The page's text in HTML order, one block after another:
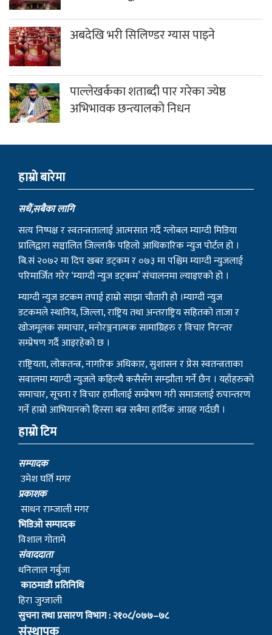
अबदेखि भरी सिलिण्डर ग्यास पाइने
पाल्लेखर्कका शताब्दी पार गरेका ज्येष्ठ
अभिभावक छन्त्यालको निधन
हाम्राे बारेमा
सधैं,सबैका लागि
सत्य निष्पक्ष र स्वतन्त्रतालाई आत्मसात गर्दै ग्लोबल म्याग्दी मिडिया
प्रालिद्वारा सञ्चालित जिल्लाकै पहिलो आधिकारिक न्युज पोर्टल हो ।
बि.सं २०७२ मा दिप खबर डट्कम र ०७३ मा पश्चिम म्याग्दी न्युजलाई
परिमार्जित गरेर ‘म्याग्दी न्युज डट्कम’ संचालनमा ल्याइएको हो ।
म्याग्दी न्युज डटकम तपाई हाम्रो साझा चौतारी हो ।म्याग्दी न्युज
डटकमले स्थानिय, जिल्ला, राष्ट्रिय तथा अन्तराष्ट्रिय सहितको ताजा र
खोजमूलक समाचार, मनोरञ्जनात्मक सामाग्रिहरु र विचार निरन्तर
सम्प्रेषण गर्दै आइरहेको छ ।
राष्ट्रियता, लोकतन्त्र, नागरिक अधिकार, सुशासन र प्रेस स्वतन्त्रताका
सवालमा म्याग्दी न्युजले कहिल्यै कसैसँग सम्झौता गर्ने छैन । यहाँहरुको
समाचार, सूचना र विचार हामीलाई सम्प्रेषण गरी समाजलाई रुपान्तरण
गर्ने हाम्रो आभियानको हिस्सा बन्न सबैमा हार्दिक आग्रह गर्दछौं ।
हाम्रो टिम
सम्पादक
उमेश घर्ति मगर
प्रकाशक
साधन राम्जाली मगर
भिडिओ सम्पादक
विशाल गोतामे
स‌ंवाददाता
धनिलाल गर्बुजा
काठमाडाैं प्रतिनिधि
हिरा जुग्जाली
सुचना तथा प्रसारण विभाग : २१०८/०७७–७८